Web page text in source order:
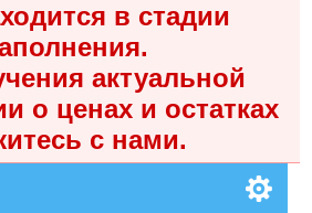
в стадии
актуальной
о ценах и остатках
с нами.